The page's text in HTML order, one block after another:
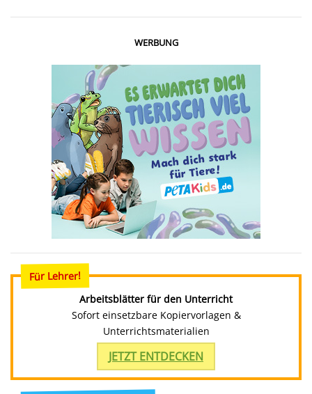
WERBUNG
Für Lehrer!
Arbeitsblätter für den Unterricht
Sofort einsetzbare Kopiervorlagen &
Unterrichtsmaterialien
JETZT ENTDECKEN